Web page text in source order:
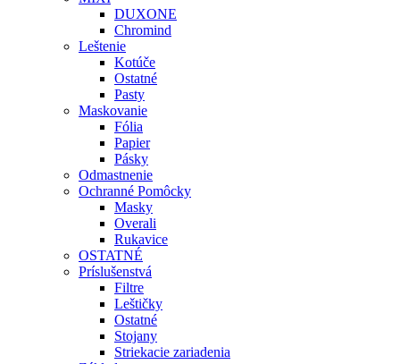
DUXONE
Chromind
Leštenie
Kotúče
Ostatné
Pasty
Maskovanie
Fólia
Papier
Pásky
Odmastnenie
Ochranné Pomôcky
Masky
Overali
Rukavice
OSTATNÉ
Príslušenstvá
Filtre
Leštičky
Ostatné
Stojany
Striekacie zariadenia